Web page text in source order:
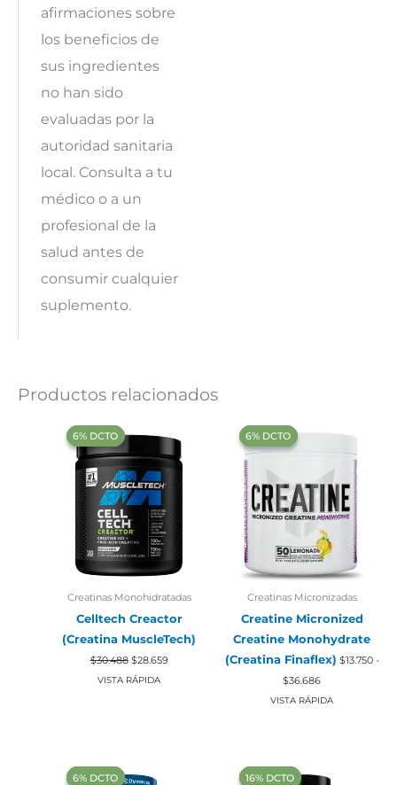
afirmaciones sobre
los beneficios de
sus ingredientes
no han sido
evaluadas por la
autoridad sanitaria
local. Consulta a tu
médico o a un
profesional de la
salud antes de
consumir cualquier
suplemento.
Productos relacionados
‍6% DCTO‍‍
‍6% DCTO‍‍
Creatinas Monohidratadas
Celltech Creactor
(Creatina MuscleTech)
$30.488 El
precio
original
$28.659
precio
VISTA RÁPIDA
‍6% DCTO‍‍
‍6% DCTO‍‍
Creatinas Micronizadas
Creatine Micronized
Creatine Monohydrate
(Creatina Finaflex) $13.750 -
$36.686
de
precios:
VISTA RÁPIDA
‍6% DCTO‍‍
‍6% DCTO‍‍ ‍16% DCTO‍‍
‍16% DCTO‍‍